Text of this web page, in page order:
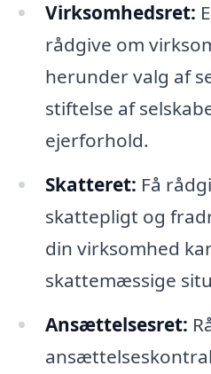
Virksomhedsret:
rådgive om
herunder valg af
stiftelse af
ejerforhold.
Skatteret: Få
skattepligt og
din virksomhed
skattemæssige
Ansættelsesret: